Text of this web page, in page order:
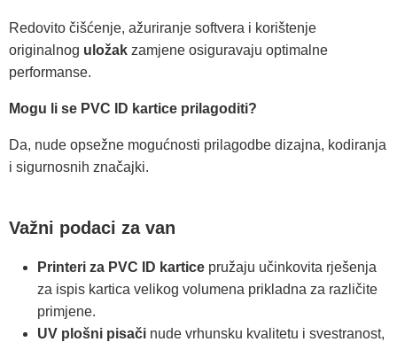
Redovito čišćenje, ažuriranje softvera i korištenje
originalnog uložak zamjene osiguravaju optimalne
performanse.
Mogu li se PVC ID kartice prilagoditi?
Da, nude opsežne mogućnosti prilagodbe dizajna, kodiranja
i sigurnosnih značajki.
Važni podaci za van
Printeri za PVC ID kartice pružaju učinkovita rješenja
za ispis kartica velikog volumena prikladna za različite
primjene.
UV plošni pisači nude vrhunsku kvalitetu i svestranost,